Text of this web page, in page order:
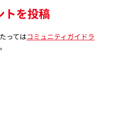
トを投稿
ってはコミュニティガイドラ